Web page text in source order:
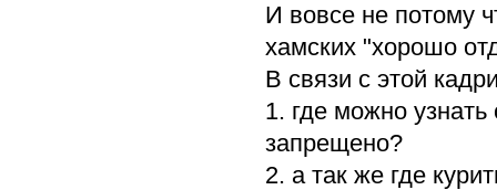
И вовсе не потому
хамских "хорошо
В связи с этой
1. где можно
запрещено?
2. а так же где